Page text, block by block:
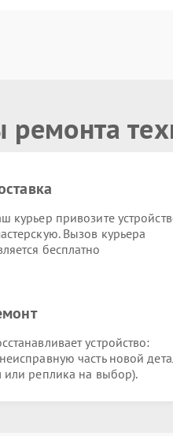
ремонта
курьер привозите
Вызов курьера
бесплатно
устройство:
часть новой
или реплика на выбор).